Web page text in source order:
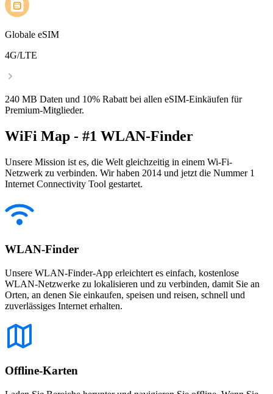
Globale eSIM
4G/LTE
240 MB Daten und 10% Rabatt bei allen eSIM-Einkäufen für
Premium-Mitglieder.
WiFi Map - #1 WLAN-Finder
Unsere Mission ist es, die Welt gleichzeitig in einem Wi-Fi-
Netzwerk zu verbinden. Wir haben 2014 und jetzt die Nummer 1
Internet Connectivity Tool gestartet.
WLAN-Finder
Unsere WLAN-Finder-App erleichtert es einfach, kostenlose
WLAN-Netzwerke zu lokalisieren und zu verbinden, damit Sie an
Orten, an denen Sie einkaufen, speisen und reisen, schnell und
zuverlässiges Internet erhalten.
Offline-Karten